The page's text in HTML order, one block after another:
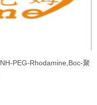
PEG-Rhodamine,Boc-聚